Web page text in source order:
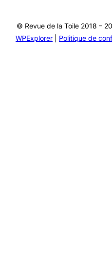
© Revue de la Toile 2018 –
WPExplorer
Politique de